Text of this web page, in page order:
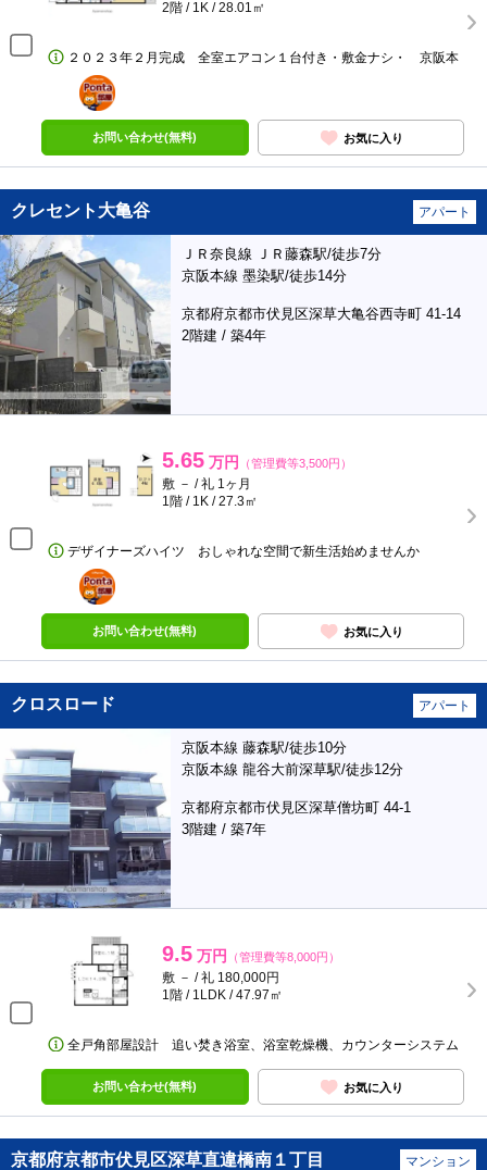
2階 / 1K / 28.01㎡
２０２３年２月完成 全室エアコン１台付き・敷金ナシ・ 京阪本
ポンタ
部屋
お問い合わせ(無料) お気に入り
クレセント大亀谷 アパート
ＪＲ奈良線 ＪＲ藤森駅/徒歩7分
京阪本線 墨染駅/徒歩14分
京都府京都市伏見区深草大亀谷西寺町 41-14
2階建 / 築4年
5.65 万円 （管理費等3,500円）
敷 － / 礼 1ヶ月
1階 / 1K / 27.3㎡
デザイナーズハイツ おしゃれな空間で新生活始めませんか
ポンタ
部屋
お問い合わせ(無料) お気に入り
クロスロード アパート
京阪本線 藤森駅/徒歩10分
京阪本線 龍谷大前深草駅/徒歩12分
京都府京都市伏見区深草僧坊町 44-1
3階建 / 築7年
9.5 万円 （管理費等8,000円）
敷 － / 礼 180,000円
1階 / 1LDK / 47.97㎡
全戸角部屋設計 追い焚き浴室、浴室乾燥機、カウンターシステム
お問い合わせ(無料) お気に入り
京都府京都市伏見区深草直違橋南１丁目 マンション